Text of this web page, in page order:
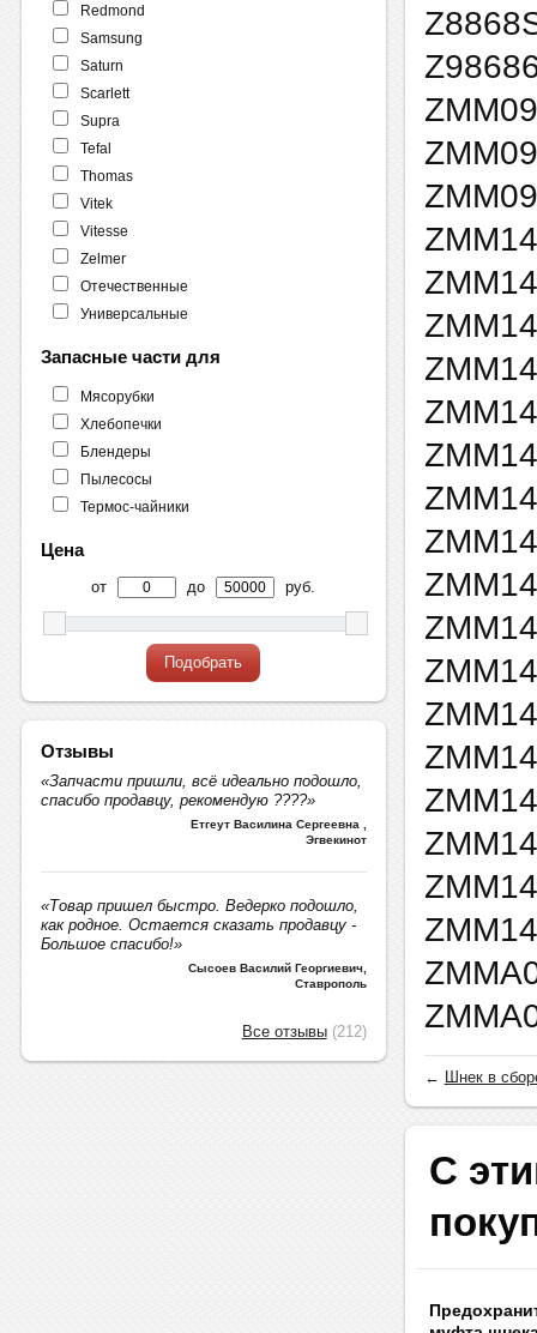
Redmond
Samsung
Saturn
Scarlett
Supra
Tefal
Thomas
Vitek
Vitesse
Zelmer
Отечественные
Универсальные
Запасные части для
Мясорубки
Хлебопечки
Блендеры
Пылесосы
Термос-чайники
Цена
от до руб.
Подобрать
Отзывы
«Запчасти пришли, всё идеально подошло,
спасибо продавцу, рекомендую ????»
Етгеут Василина Сергеевна
Эгвекинот
«Товар пришел быстро. Ведерко подошло,
как родное. Остается сказать продавцу -
Большое спасибо!»
Сысоев Василий Георгиевич,
Ставрополь
Все отзывы(212)
← Шнек в
С